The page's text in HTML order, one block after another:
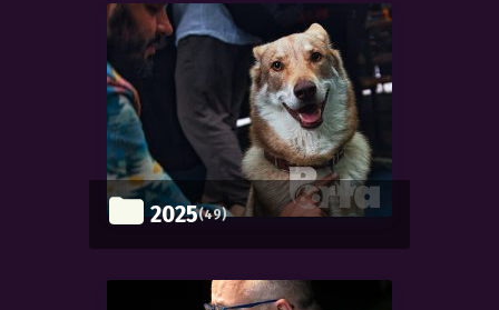
2025(49)